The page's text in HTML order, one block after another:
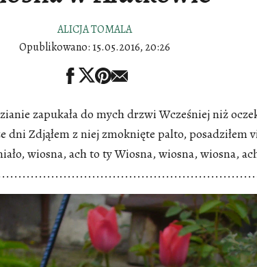
ALICJA TOMALA
Opublikowano: 15.05.2016, 20:26
zapukała do mych drzwi Wcześniej niż
dni Zdjąłem z niej zmoknięte palto, posadziłem
wiosna, ach to ty Wiosna, wiosna, wiosna,